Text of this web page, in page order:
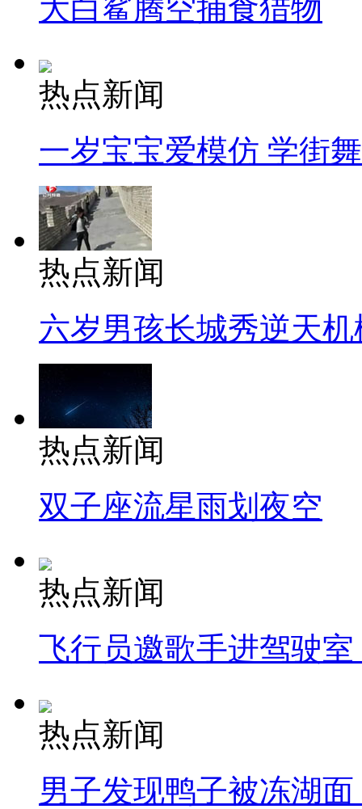
大白鲨腾空捕食猎物
热点新闻
一岁宝宝爱模仿 学街
热点新闻
六岁男孩长城秀逆天机
热点新闻
双子座流星雨划夜空
热点新闻
飞行员邀歌手进驾驶
热点新闻
男子发现鸭子被冻湖